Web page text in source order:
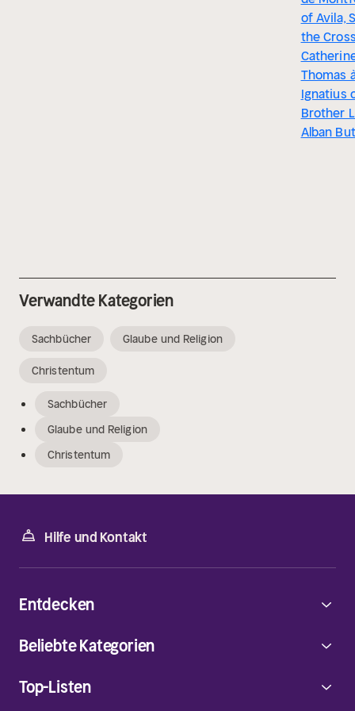
of Avila,
the
Thomas
Ignatius
Brother
Alban
Verwandte Kategorien
Sachbücher Glaube und Religion
Christentum
Sachbücher
Glaube und Religion
Christentum
Hilfe und Kontakt
Entdecken
Beliebte Kategorien
Top-Listen